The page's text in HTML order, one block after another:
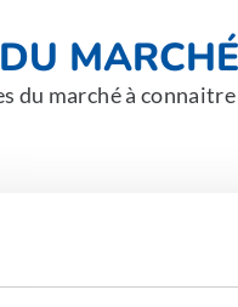
MARCHÉ
du marché à